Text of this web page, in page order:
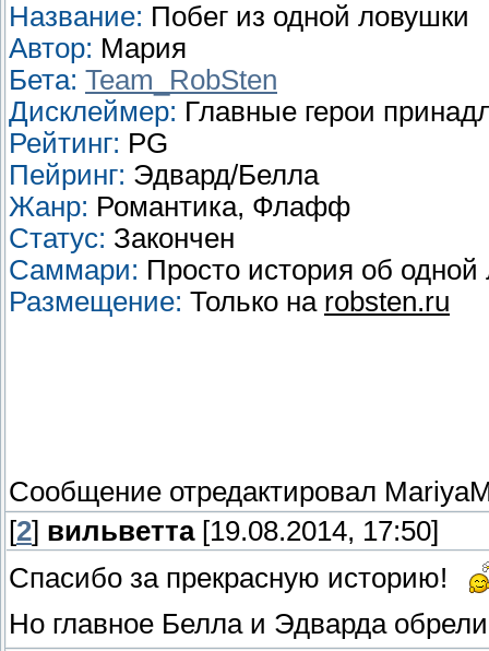
Название: Побег из одной ловушки
Автор: Мария
Бета: Team_RobSten
Дисклеймер: Главные герои
Рейтинг: PG
Пейринг: Эдвард/Белла
Жанр: Романтика, Флафф
Статус: Закончен
Саммари: Просто история об
Размещение: Только на robsten.ru
Сообщение отредактировал
[2] вильветта[19.08.2014, 17:50]
Спасибо за прекрасную историю!
Но главное Белла и Эдварда